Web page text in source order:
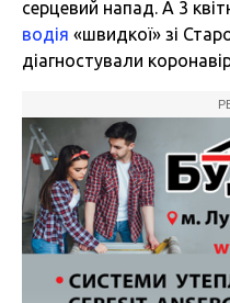
серцевий напад. А 3
водія «швидкої» зі
діагностували